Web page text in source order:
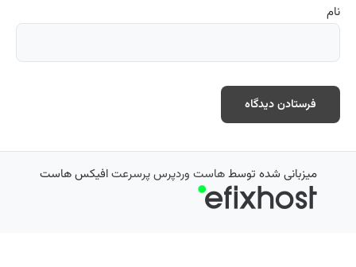
نام
میزبانی شده توسطهاست وردپرس پرسرعتافیکس هاست